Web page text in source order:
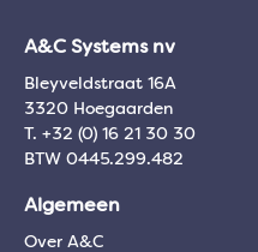
A&C Systems nv
Bleyveldstraat 16A
3320 Hoegaarden
T. +32 (0) 16 21 30 30
BTW 0445.299.482
Algemeen
Over A&C